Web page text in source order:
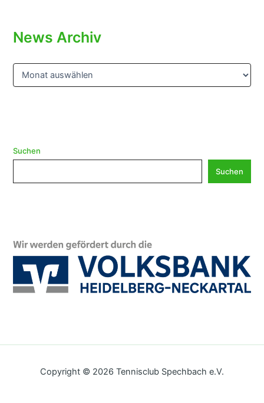
News Archiv
N
h
i
Suchen
Suchen
Copyright © 2026 Tennisclub Spechbach e.V.